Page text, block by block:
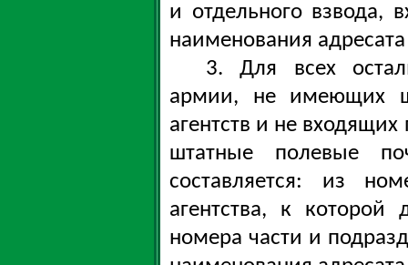
и отдельного взвода,
наименования
3. Для всех
армии, не имеющих
агентств и не
штатные полевые
составляется: из
агентства, к которой
номера части и